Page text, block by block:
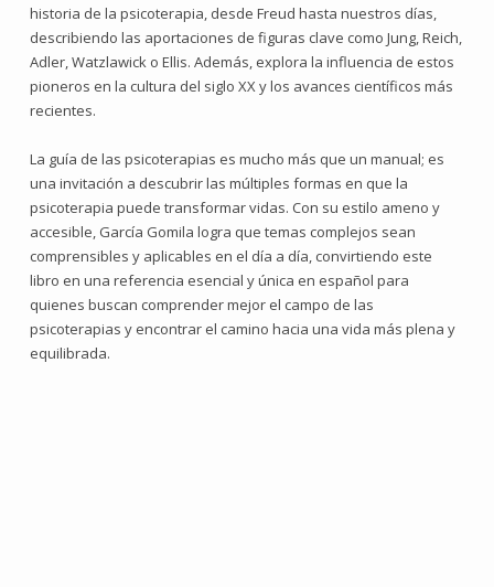
historia de la psicoterapia, desde Freud hasta nuestros días,
describiendo las aportaciones de figuras clave como Jung, Reich,
Adler, Watzlawick o Ellis. Además, explora la influencia de estos
pioneros en la cultura del siglo XX y los avances científicos más
recientes.
La guía de las psicoterapias es mucho más que un manual; es
una invitación a descubrir las múltiples formas en que la
psicoterapia puede transformar vidas. Con su estilo ameno y
accesible, García Gomila logra que temas complejos sean
comprensibles y aplicables en el día a día, convirtiendo este
libro en una referencia esencial y única en español para
quienes buscan comprender mejor el campo de las
psicoterapias y encontrar el camino hacia una vida más plena y
equilibrada.